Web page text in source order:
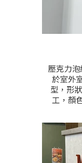
壓克力
於室外
型，形
工，顏
選擇。
澤，有
藍這些
基本價